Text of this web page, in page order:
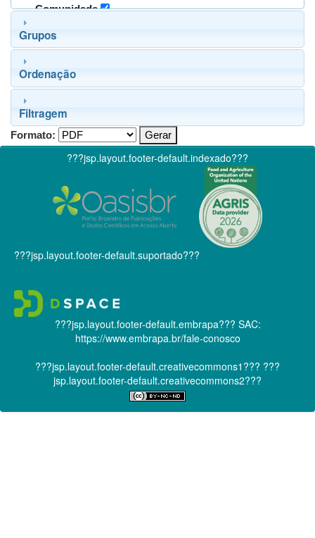
Comunidade
Grupos
Ordenação
Filtragem
Formato:
???jsp.layout.footer-default.indexado???
???jsp.layout.footer-default.suportado???
???jsp.layout.footer-default.embrapa??? SAC:
https://www.embrapa.br/fale-conosco
???jsp.layout.footer-default.creativecommons1??? ???
jsp.layout.footer-default.creativecommons2???